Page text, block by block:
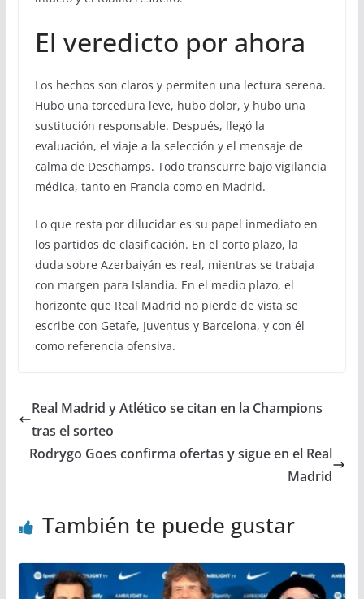
El veredicto por ahora
Los hechos son claros y permiten una lectura serena.
Hubo una torcedura leve, hubo dolor, y hubo una
sustitución responsable. Después, llegó la
evaluación, el viaje a la selección y el mensaje de
calma de Deschamps. Todo transcurre bajo vigilancia
médica, tanto en Francia como en Madrid.
Lo que resta por dilucidar es su papel inmediato en
los partidos de clasificación. En el corto plazo, la
duda sobre Azerbaiyán es real, mientras se trabaja
con margen para Islandia. En el medio plazo, el
horizonte que Real Madrid no pierde de vista se
escribe con Getafe, Juventus y Barcelona, y con él
como referencia ofensiva.
Real Madrid y Atlético se citan en la Champions
tras el sorteo
Rodrygo Goes confirma ofertas y sigue en el Real
Madrid
También te puede gustar